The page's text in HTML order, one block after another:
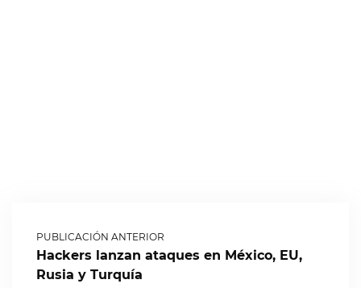
PUBLICACIÓN ANTERIOR
Hackers lanzan ataques en México, EU,
Rusia y Turquía